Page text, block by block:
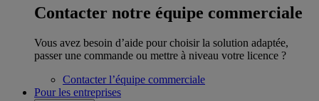
Contacter notre équipe commerciale
Vous avez besoin d’aide pour choisir la solution adaptée,
passer une commande ou mettre à niveau votre licence ?
Contacter l’équipe commerciale
Pour les entreprises